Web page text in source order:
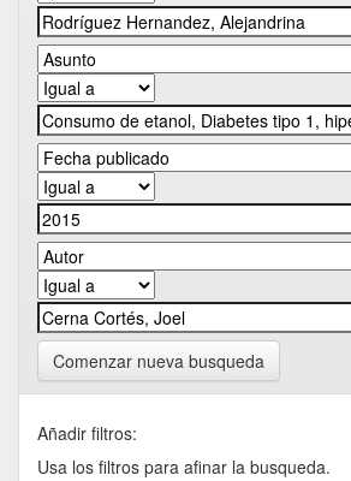
Comenzar nueva busqueda
Añadir filtros:
Usa los filtros para afinar la busqueda.